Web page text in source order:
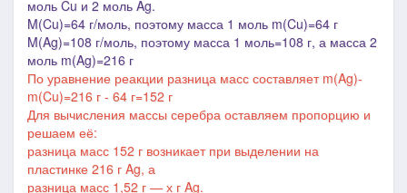
моль Cu и 2 моль Ag.
M(Cu)=64 г/моль, поэтому масса 1 моль m(Cu)=64 г
M(Ag)=108 г/моль, поэтому масса 1 моль=108 г, а масса 2
моль m(Ag)=216 г
По уравнение реакции разница масс составляет m(Ag)-
m(Cu)=216 г - 64 г=152 г
Для вычисления массы серебра оставляем пропорцию и
решаем её:
разница масс 152 г возникает при выделении на
пластинке 216 г Ag, а
разница масс 1,52 г ― х г Ag.